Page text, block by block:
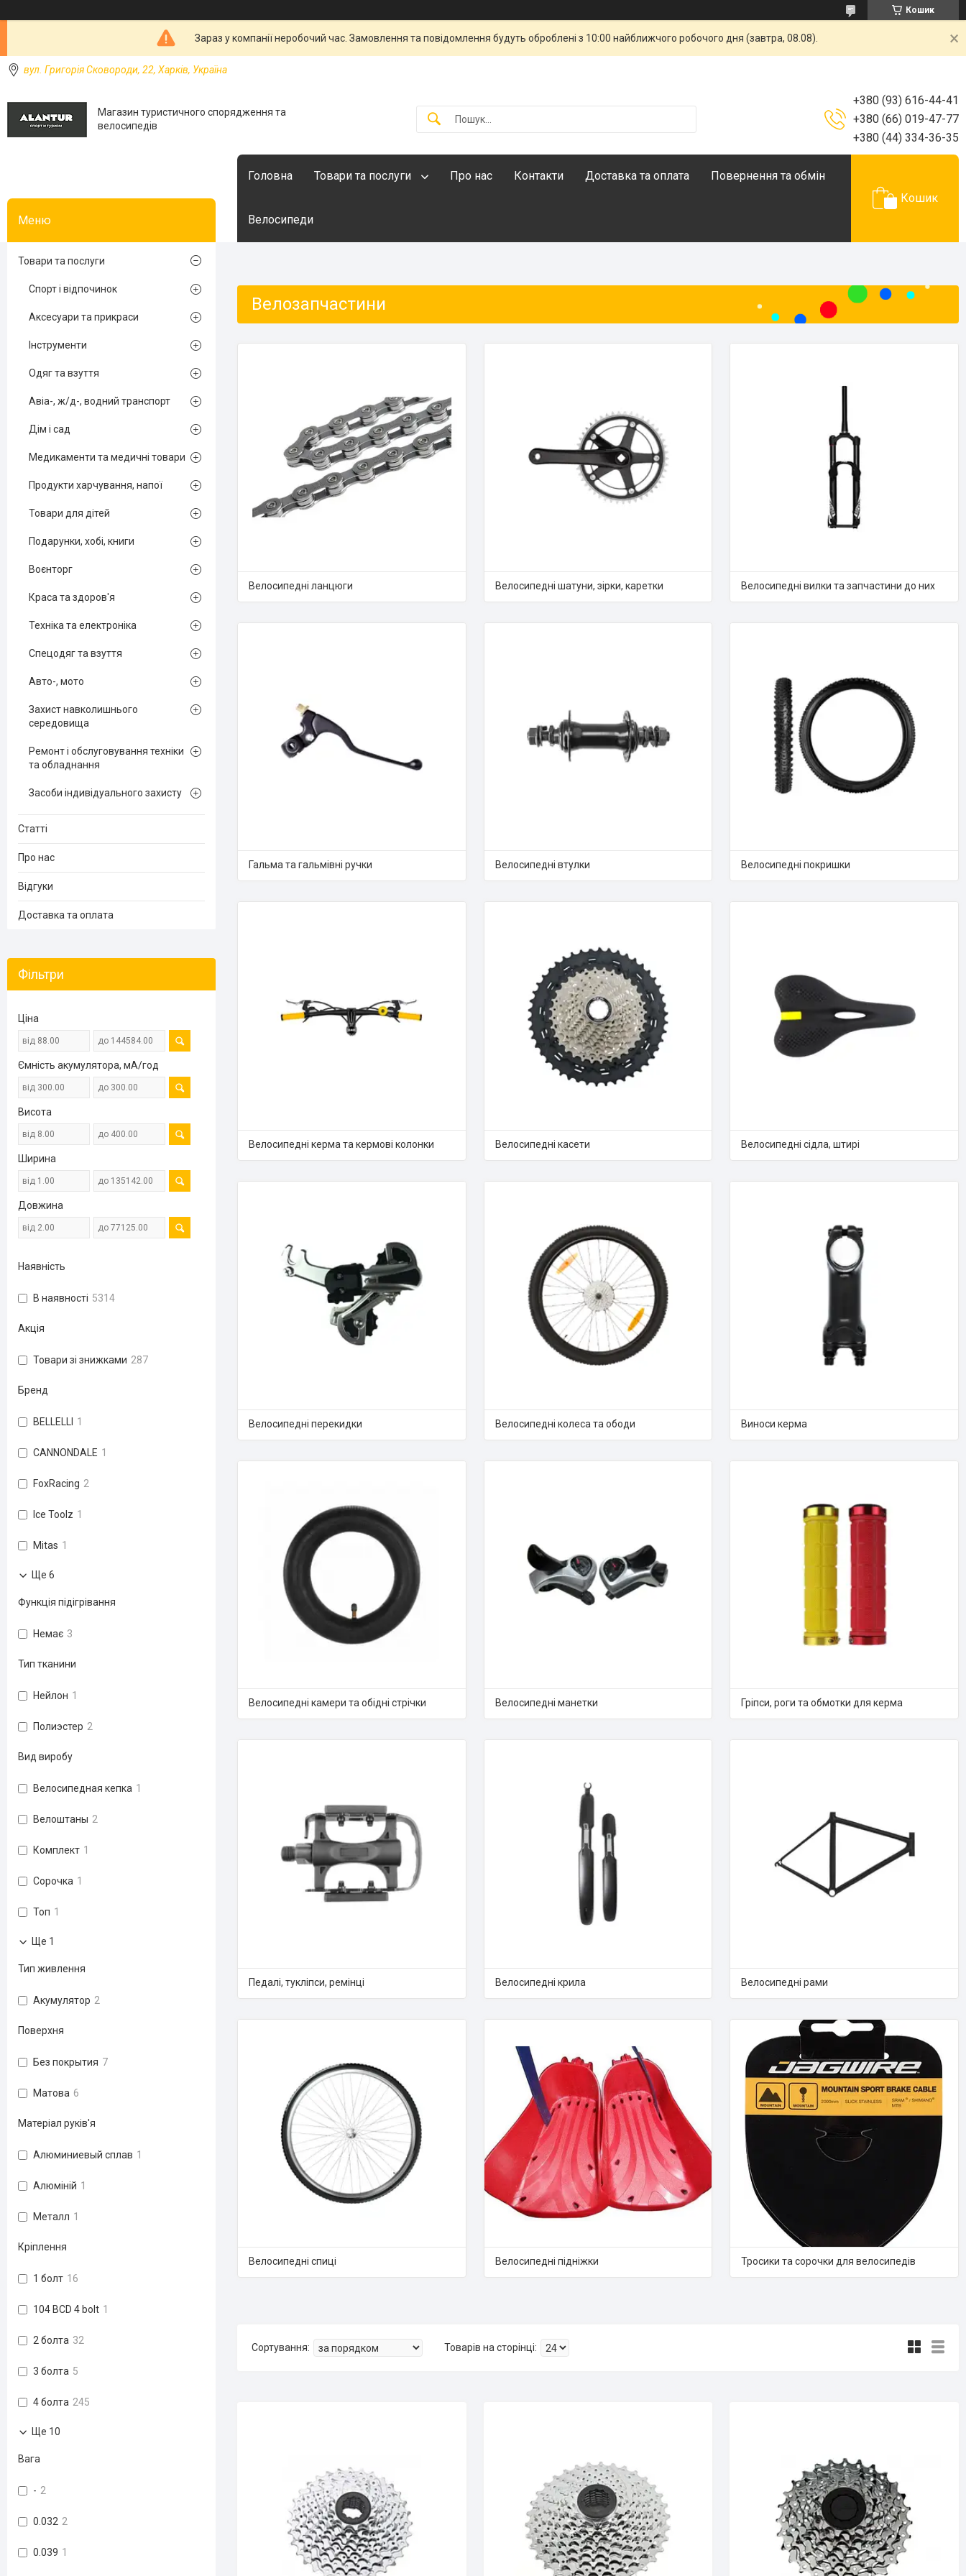
Кошик
Зараз у компанії неробочий час. Замовлення та повідомлення будуть оброблені з 10:00 найближчого робочого дня (завтра, 08.08).
вул. Григорія Сковороди, 22, Харків, Україна
Магазин туристичного спорядження та
велосипедів
+380 (93) 616-44-41
+380 (66) 019-47-77
+380 (44) 334-36-35
Головна Товари та послуги Про нас Контакти Доставка та оплата Повернення та обмін
Велосипеди
Кошик
Велозапчастини
Велосипедні ланцюги Велосипедні шатуни, зірки, каретки Велосипедні вилки та запчастини до них
Гальма та гальмівні ручки Велосипедні втулки Велосипедні покришки
Велосипедні керма та кермові колонки Велосипедні касети Велосипедні сідла, штирі
Велосипедні перекидки Велосипедні колеса та ободи Виноси керма
Велосипедні камери та обідні стрічки Велосипедні манетки Гріпси, роги та обмотки для керма
Педалі, тукліпси, ремінці Велосипедні крила Велосипедні рами
Велосипедні спиці Велосипедні підніжки Тросики та сорочки для велосипедів
Товари та послуги
Спорт і відпочинок
Аксесуари та прикраси
Інструменти
Одяг та взуття
Авіа-, ж/д-, водний транспорт
Дім і сад
Медикаменти та медичні товари
Продукти харчування, напої
Товари для дітей
Подарунки, хобі, книги
Воєнторг
Краса та здоров'я
Техніка та електроніка
Спецодяг та взуття
Авто-, мото
Захист навколишнього
середовища
Ремонт і обслуговування техніки
та обладнання
Засоби індивідуального захисту
Статті
Про нас
Відгуки
Доставка та оплата
Фільтри
Ціна
Ємність акумулятора, мА/год
Висота
Ширина
Довжина
Наявність
В наявності 5314
Акція
Товари зі знижками 287
Бренд
BELLELLI 1
CANNONDALE 1
FoxRacing 2
Ice Toolz 1
Mitas 1
Ще 6
Функція підігрівання
Немає 3
Тип тканини
Нейлон 1
Полиэстер 2
Вид виробу
Велосипедная кепка 1
Велоштаны 2
Комплект 1
Сорочка 1
Топ 1
Ще 1
Тип живлення
Акумулятор 2
Поверхня
Без покрытия 7
Матова 6
Матеріал руків'я
Алюминиевый сплав 1
Алюміній 1
Металл 1
Кріплення
1 болт 16
104 BCD 4 bolt 1
2 болта 32
3 болта 5
4 болта 245
Ще 10
Вага
- 2
0.032 2
0.039 1